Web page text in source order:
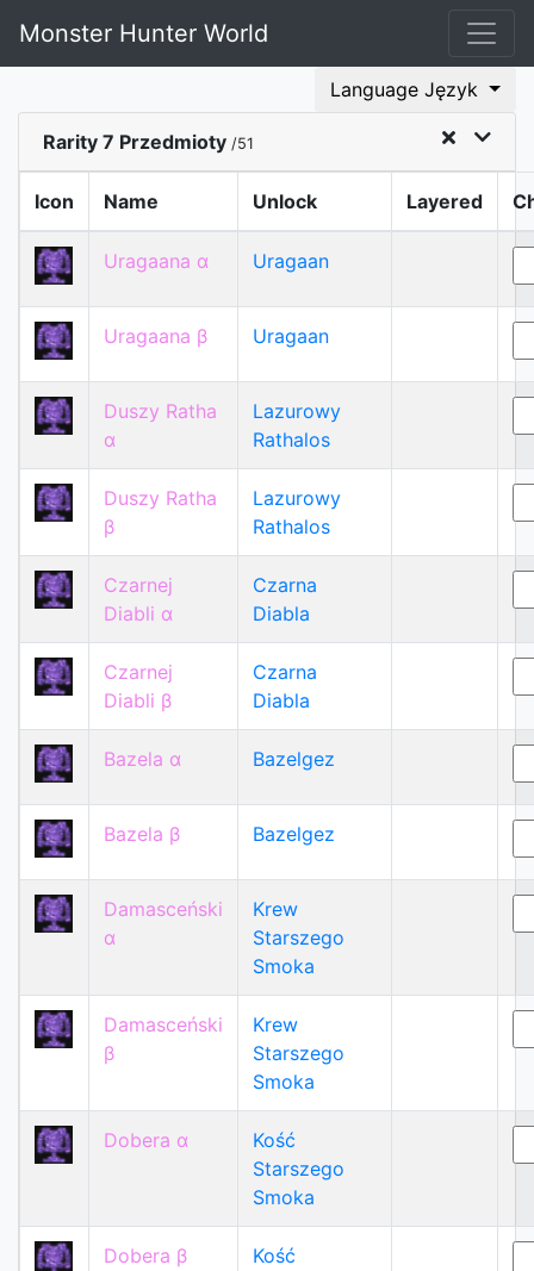
Monster Hunter World
Language Język
Rarity 7 Przedmioty /51
Icon Name Unlock Layered
Uragaana α Uragaan
Uragaana β Uragaan
Duszy Ratha
α
Lazurowy
Rathalos
Duszy Ratha
β
Lazurowy
Rathalos
Czarnej
Diabli α
Czarna
Diabla
Czarnej
Diabli β
Czarna
Diabla
Bazela α Bazelgez
Bazela β Bazelgez
Damasceński
α
Krew
Starszego
Smoka
Damasceński
β
Krew
Starszego
Smoka
Dobera α
Kość
Starszego
Smoka
Dobera β
Kość